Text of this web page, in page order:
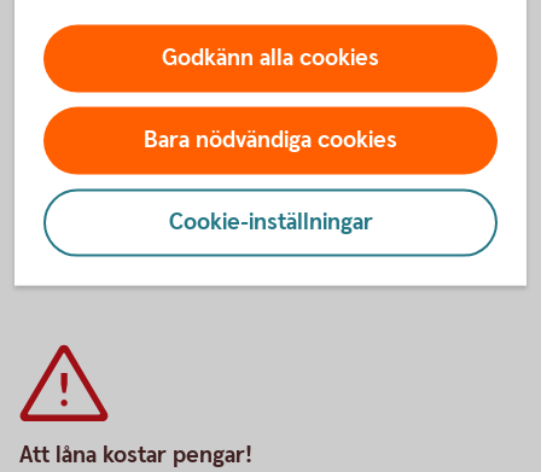
månad) och 39 räntefria dagar utnyttjats samt där
krediten nyttjats utan avgift för kontantuttag.Vid
avgift om 29 kr per månad.
Betal- och kreditkort Mastercard ges ut av Entercard
Group AB som också är kreditgivare.
Att låna kostar pengar!
Godkänn alla cookies
Bara nödvändiga cookies
Cookie-inställningar